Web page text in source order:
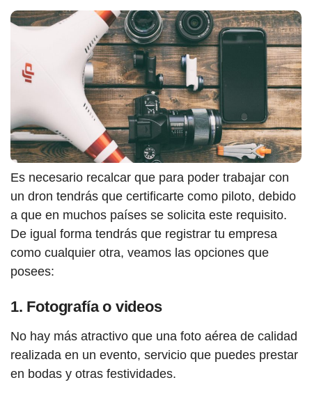
Es necesario recalcar que para poder trabajar con
un dron tendrás que certificarte como piloto, debido
a que en muchos países se solicita este requisito.
De igual forma tendrás que registrar tu empresa
como cualquier otra, veamos las opciones que
posees:
1. Fotografía o videos
No hay más atractivo que una foto aérea de calidad
realizada en un evento, servicio que puedes prestar
en bodas y otras festividades.